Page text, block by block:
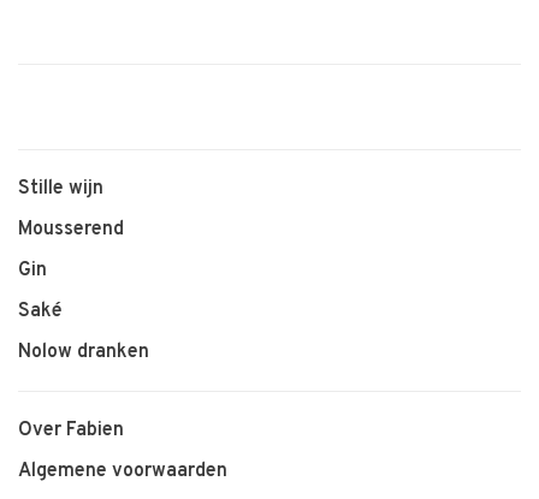
Stille wijn
Mousserend
Gin
Saké
Nolow dranken
Over Fabien
Algemene voorwaarden